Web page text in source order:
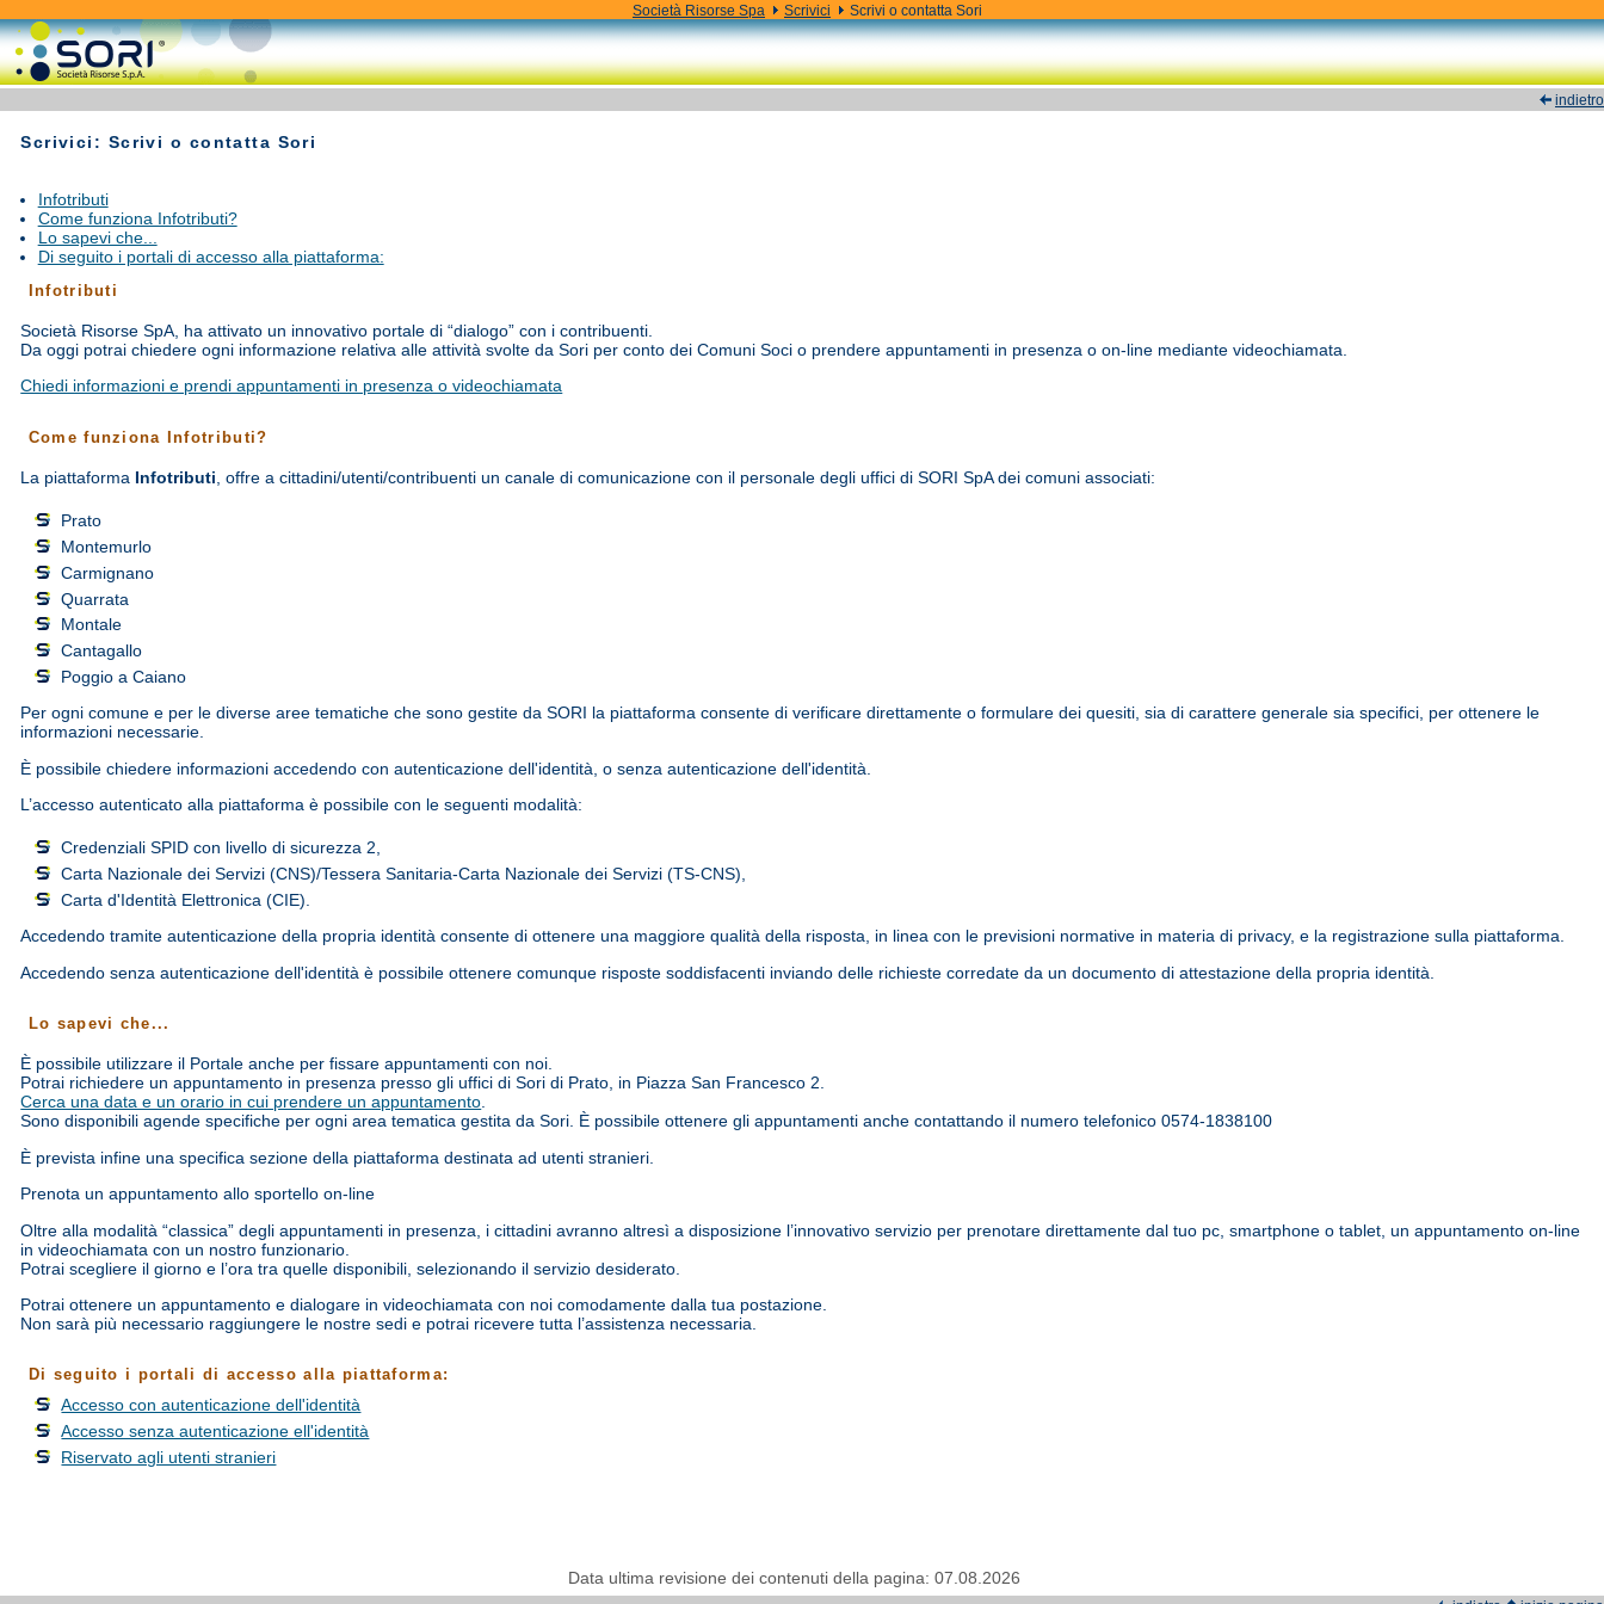
Società Risorse Spa Scrivici Scrivi o contatta Sori
indietro
Scrivici: Scrivi o contatta Sori
Infotributi
Come funziona Infotributi?
Lo sapevi che...
Di seguito i portali di accesso alla piattaforma:
Infotributi
Società Risorse SpA, ha attivato un innovativo portale di “dialogo” con i contribuenti.
Da oggi potrai chiedere ogni informazione relativa alle attività svolte da Sori per conto dei Comuni Soci o prendere appuntamenti in presenza o on-line mediante videochiamata.
Chiedi informazioni e prendi appuntamenti in presenza o videochiamata
Come funziona Infotributi?
La piattaforma Infotributi , offre a cittadini/utenti/contribuenti un canale di comunicazione con il personale degli uffici di SORI SpA dei comuni associati:
Prato
Montemurlo
Carmignano
Quarrata
Montale
Cantagallo
Poggio a Caiano
Per ogni comune e per le diverse aree tematiche che sono gestite da SORI la piattaforma consente di verificare direttamente o formulare dei quesiti, sia di carattere generale sia specifici, per ottenere le
informazioni necessarie.
È possibile chiedere informazioni accedendo con autenticazione dell'identità, o senza autenticazione dell'identità.
L’accesso autenticato alla piattaforma è possibile con le seguenti modalità:
Credenziali SPID con livello di sicurezza 2,
Carta Nazionale dei Servizi (CNS)/Tessera Sanitaria-Carta Nazionale dei Servizi (TS-CNS),
Carta d'Identità Elettronica (CIE).
Accedendo tramite autenticazione della propria identità consente di ottenere una maggiore qualità della risposta, in linea con le previsioni normative in materia di privacy, e la registrazione sulla piattaforma.
Accedendo senza autenticazione dell'identità è possibile ottenere comunque risposte soddisfacenti inviando delle richieste corredate da un documento di attestazione della propria identità.
Lo sapevi che...
È possibile utilizzare il Portale anche per fissare appuntamenti con noi.
Potrai richiedere un appuntamento in presenza presso gli uffici di Sori di Prato, in Piazza San Francesco 2.
Cerca una data e un orario in cui prendere un appuntamento.
Sono disponibili agende specifiche per ogni area tematica gestita da Sori. È possibile ottenere gli appuntamenti anche contattando il numero telefonico 0574-1838100
È prevista infine una specifica sezione della piattaforma destinata ad utenti stranieri.
Prenota un appuntamento allo sportello on-line
Oltre alla modalità “classica” degli appuntamenti in presenza, i cittadini avranno altresì a disposizione l’innovativo servizio per prenotare direttamente dal tuo pc, smartphone o tablet, un appuntamento on-line
in videochiamata con un nostro funzionario.
Potrai scegliere il giorno e l’ora tra quelle disponibili, selezionando il servizio desiderato.
Potrai ottenere un appuntamento e dialogare in videochiamata con noi comodamente dalla tua postazione.
Non sarà più necessario raggiungere le nostre sedi e potrai ricevere tutta l’assistenza necessaria.
Di seguito i portali di accesso alla piattaforma:
Accesso con autenticazione dell'identità
Accesso senza autenticazione ell'identità
Riservato agli utenti stranieri
Data ultima revisione dei contenuti della pagina: 07.08.2026